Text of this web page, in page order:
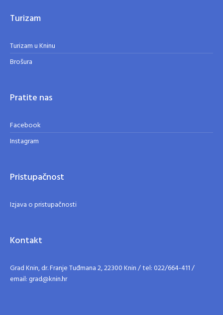
Turizam
Turizam u Kninu
Brošura
Pratite nas
Facebook
Instagram
Pristupačnost
Izjava o pristupačnosti
Kontakt
Grad Knin, dr. Franje Tuđmana 2, 22300 Knin / tel: 022/664-411 /
email: grad@knin.hr